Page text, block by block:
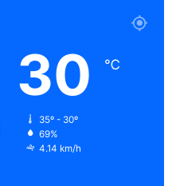
30 ℃
35º - 30º
69%
4.14 km/h